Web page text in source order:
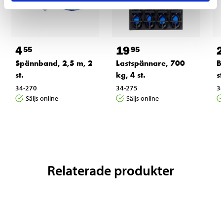
455
Spännband, 2,5 m, 2
st.
34-270
Säljs online
1995
Lastspännare, 700
kg, 4 st.
34-275
Säljs online
Relaterade produkter